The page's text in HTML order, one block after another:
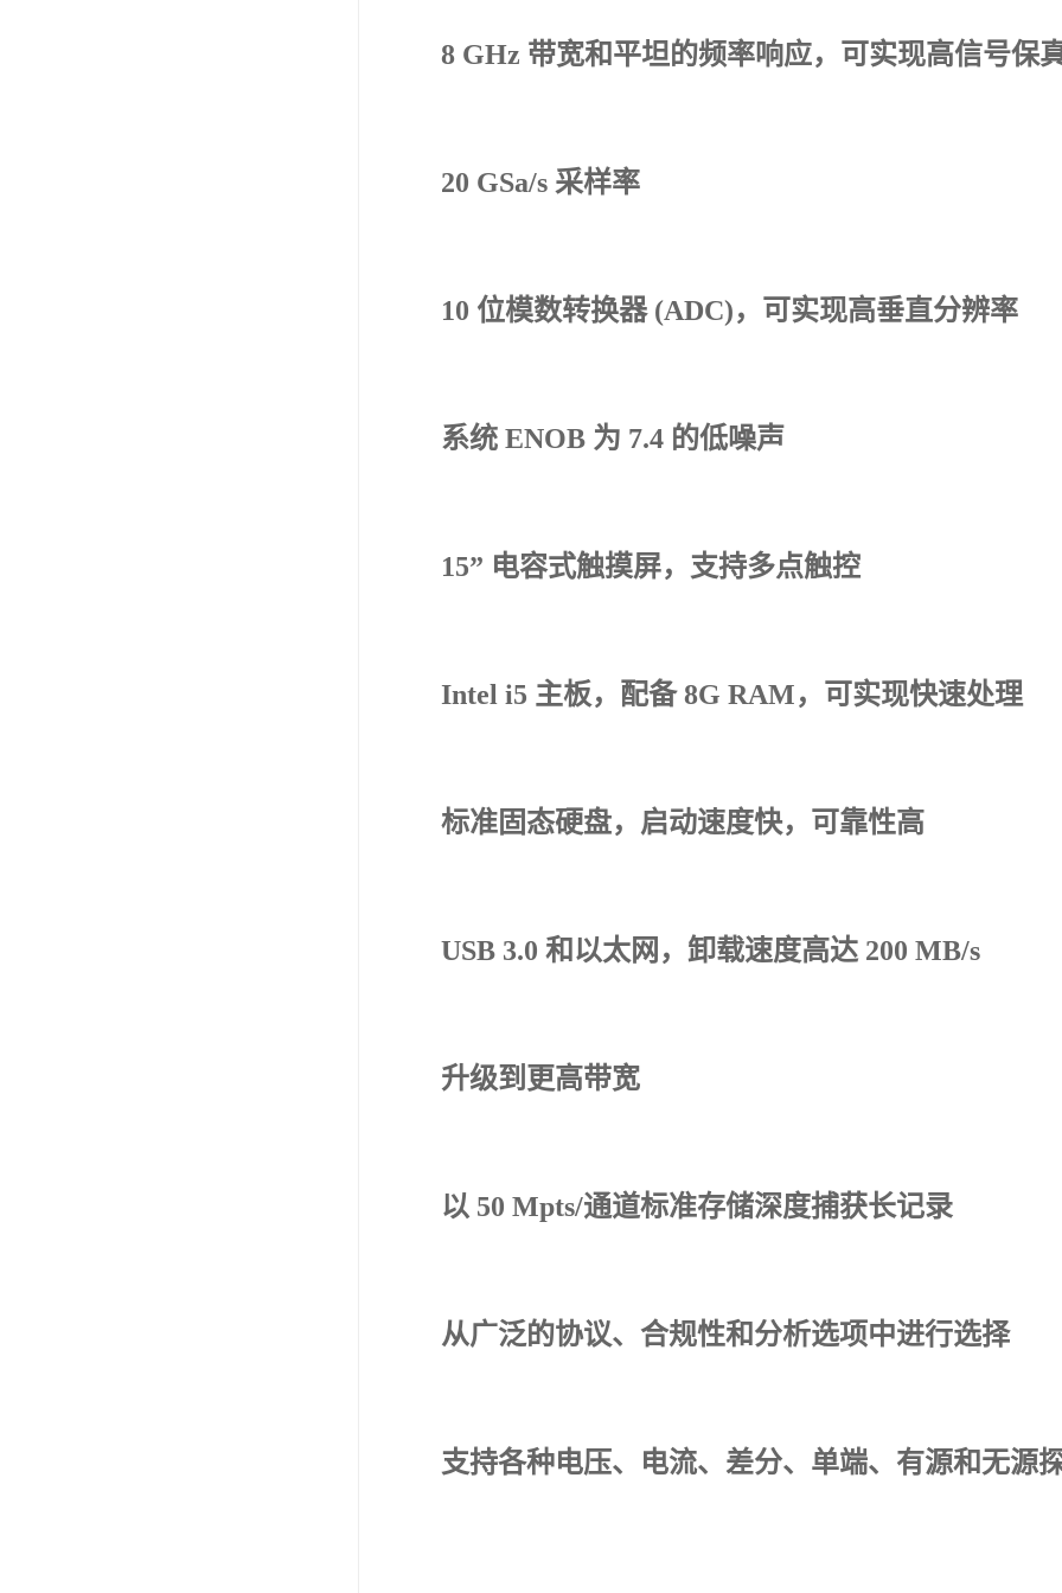
8 GHz 带宽和平坦的频率响应，可实现高信号保
20 GSa/s 采样率
10 位模数转换器 (ADC)，可实现高垂直分辨率
系统 ENOB 为 7.4 的低噪声
15” 电容式触摸屏，支持多点触控
Intel i5 主板，配备 8G RAM，可实现快速处理
标准固态硬盘，启动速度快，可靠性高
USB 3.0 和以太网，卸载速度高达 200 MB/s
升级到更高带宽
以 50 Mpts/通道标准存储深度捕获长记录
从广泛的协议、合规性和分析选项中进行选择
支持各种电压、电流、差分、单端、有源和无源